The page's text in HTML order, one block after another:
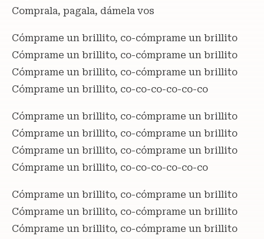
Comprala, pagala, dámela vos
Cómprame un brillito, co-cómprame un brillito
Cómprame un brillito, co-cómprame un brillito
Cómprame un brillito, co-cómprame un brillito
Cómprame un brillito, co-co-co-co-co-co
Cómprame un brillito, co-cómprame un brillito
Cómprame un brillito, co-cómprame un brillito
Cómprame un brillito, co-cómprame un brillito
Cómprame un brillito, co-co-co-co-co-co
Cómprame un brillito, co-cómprame un brillito
Cómprame un brillito, co-cómprame un brillito
Cómprame un brillito, co-cómprame un brillito